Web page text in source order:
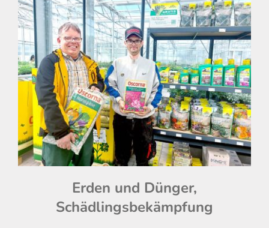
Erden und Dünger,
Schädlingsbekämpfung